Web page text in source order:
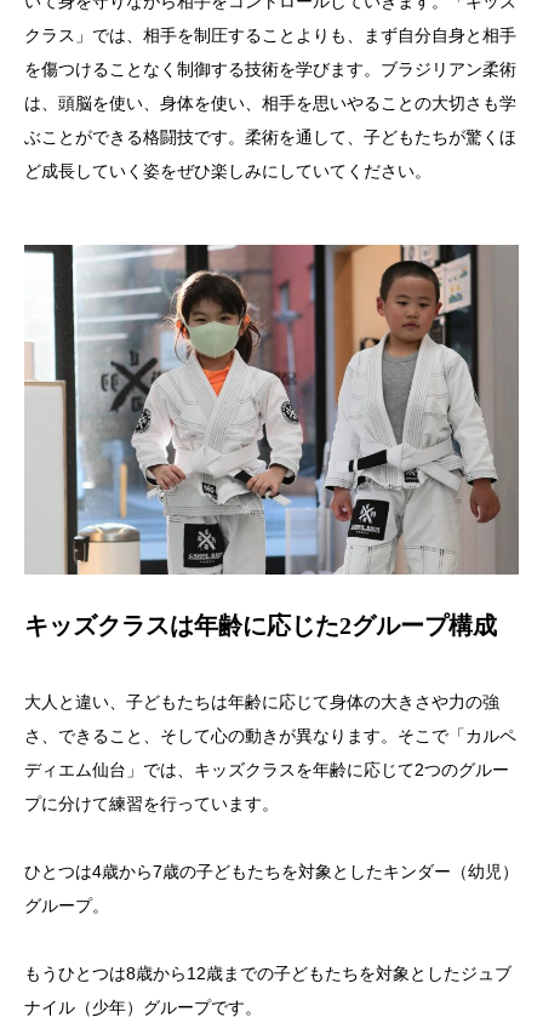
クラス」では、相手を制圧することよりも、まず自分自身と相手
を傷つけることなく制御する技術を学びます。ブラジリアン柔術
は、頭脳を使い、身体を使い、相手を思いやることの大切さも学
ぶことができる格闘技です。柔術を通して、子どもたちが驚くほ
ど成長していく姿をぜひ楽しみにしていてください。
キッズクラスは年齢に応じた2グループ構成
大人と違い、子どもたちは年齢に応じて身体の大きさや力の強
さ、できること、そして心の動きが異なります。そこで「カルペ
ディエム仙台」では、キッズクラスを年齢に応じて2つのグルー
プに分けて練習を行っています。
ひとつは4歳から7歳の子どもたちを対象としたキンダー（幼児）
グループ。
もうひとつは8歳から12歳までの子どもたちを対象としたジュブ
ナイル（少年）グループです。